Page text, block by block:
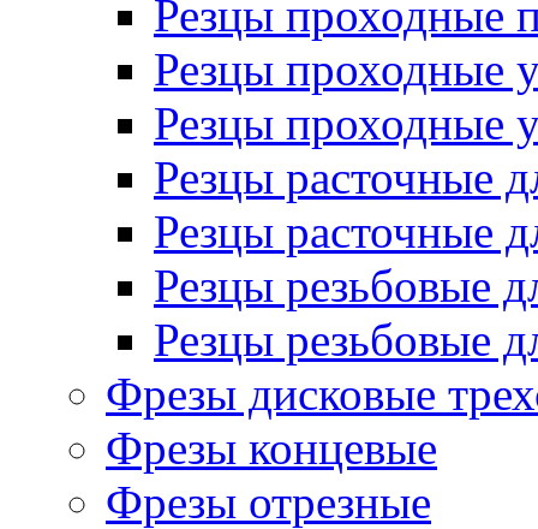
Резцы проходные
Резцы проходные
Резцы проходные
Резцы расточные
Резцы расточные
Резцы резьбовые
Резцы резьбовые
Фрезы дисковые
Фрезы концевые
Фрезы отрезные